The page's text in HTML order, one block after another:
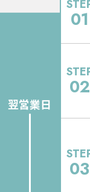
翌営業日
01
02
03